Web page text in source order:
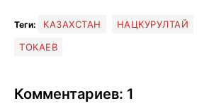
Теги: КАЗАХСТАН НАЦКУРУЛТАЙ
ТОКАЕВ
Комментариев: 1